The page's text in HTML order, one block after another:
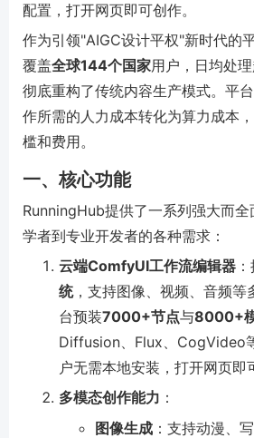
配置，打开网页即可创作。
作为引领"AIGC设计平权"新时代的
覆盖全球144个国家用户，日均处理
彻底重构了传统内容生产模式。平
作所需的人力成本转化为算力成本
槛和费用。
一、核心功能
RunningHub提供了一系列强大而
学者到专业开发者的各种需求：
云端ComfyUI工作流编辑器
统，支持图像、视频、音频等
台预装7000+节点与8000+
Diffusion、Flux、CogVideo
户无需本地安装，打开网页即
多模态创作能力 ：
图像生成 ：支持动漫、